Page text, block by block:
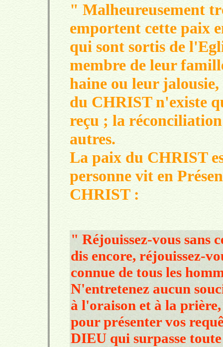
" Malheureusement
emportent cette paix
qui sont sortis de
membre de leur
haine ou leur
du CHRIST n'existe
reçu ; la réconciliation
autres.
La paix du CHRIST
personne vit en
CHRIST :
" Réjouissez-vous sans
dis encore, réjouissez-
connue de tous les
N'entretenez aucun
à l'oraison et à la
pour présenter vos
DIEU qui surpasse